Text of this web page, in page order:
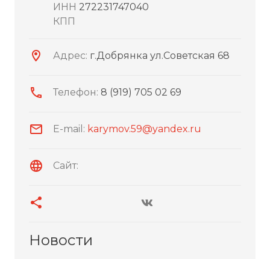
ИНН 272231747040
КПП
Адрес: г.Добрянка ул.Советская 68
Телефон: 8 (919) 705 02 69
E-mail: karymov.59@yandex.ru
Сайт:
Новости